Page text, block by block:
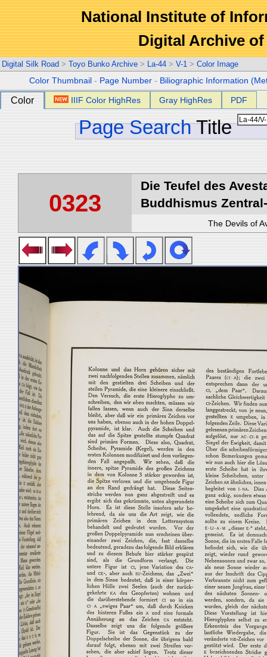
National Institute of
Digital Archive
Digital Silk Road > Toyo Bunko Archive > La-44 > V-1 > Color Image
Color Thumbnail - Page Number - Biliographic Information
Color IIIF Color HighRes Gray HighRes PDF
Page Search Title
0323
Die Teufel des
Buddhismus
The Devils of